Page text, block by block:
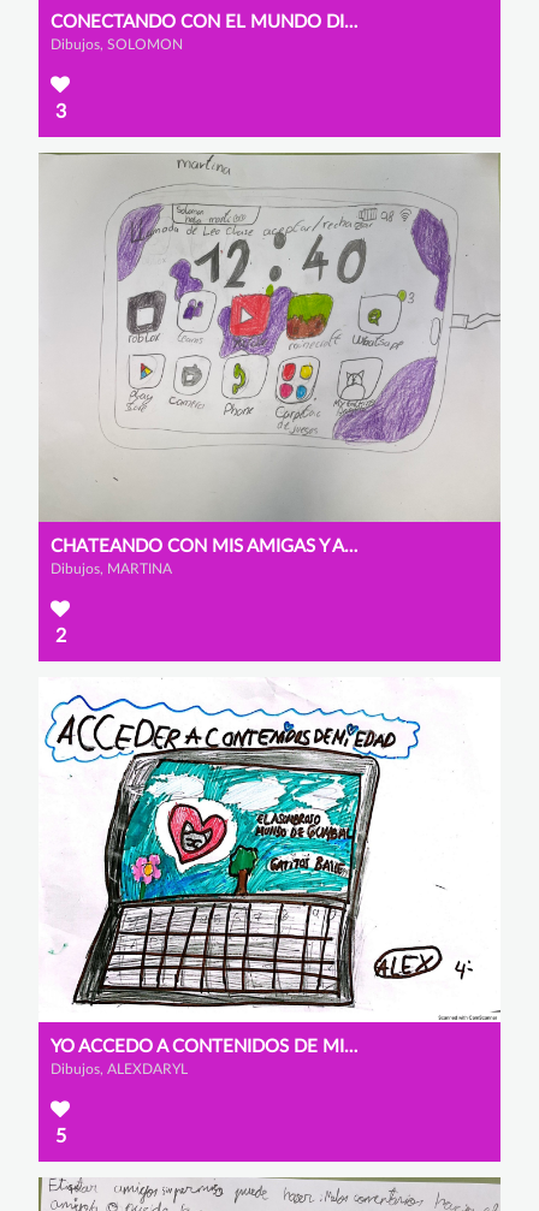
CONECTANDO CON EL MUNDO DIGITAL
Dibujos, SOLOMON
3
CHATEANDO CON MIS AMIGAS Y AMIGOS
Dibujos, MARTINA
2
YO ACCEDO A CONTENIDOS DE MI EDAD
Dibujos, ALEXDARYL
5